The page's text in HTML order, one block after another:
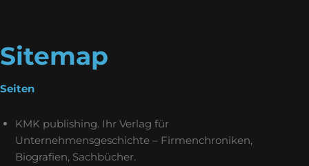
Sitemap
Seiten
KMK publishing. Ihr Verlag für
Unternehmensgeschichte – Firmenchroniken,
Biografien, Sachbücher.